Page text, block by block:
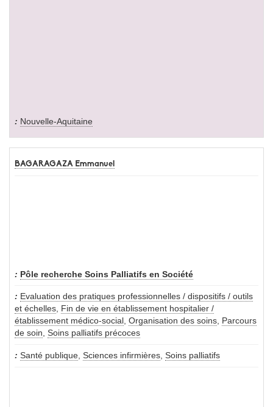
Nouvelle-Aquitaine
BAGARAGAZA Emmanuel
Pôle recherche Soins Palliatifs en Société
Evaluation des pratiques professionnelles / dispositifs / outils
et échelles Fin de vie en établissement hospitalier /
établissement médico-social Organisation des soins Parcours
de soin Soins palliatifs précoces
Santé publique Sciences infirmières Soins palliatifs